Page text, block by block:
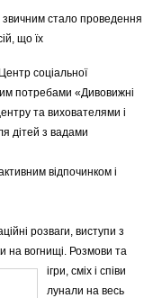
звичним стало проведення
що їх
соціальної
потребами «Дивовижні
та вихователями і
дітей з вадами
відпочинком і
розваги, виступи з
на вогнищі. Розмови та
ігри, сміх і співи
лунали на весь